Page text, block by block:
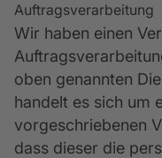
Auftragsverarbeitung
Wir haben einen
oben genannten
handelt es sich um
vorgeschriebenen
dass dieser die